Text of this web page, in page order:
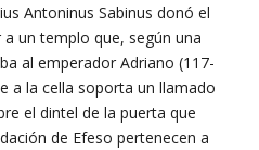
Antoninus Sabinus donó el
un templo que, según una
al emperador Adriano (117-
a la cella soporta un llamado
el dintel de la puerta que
de Efeso pertenecen a